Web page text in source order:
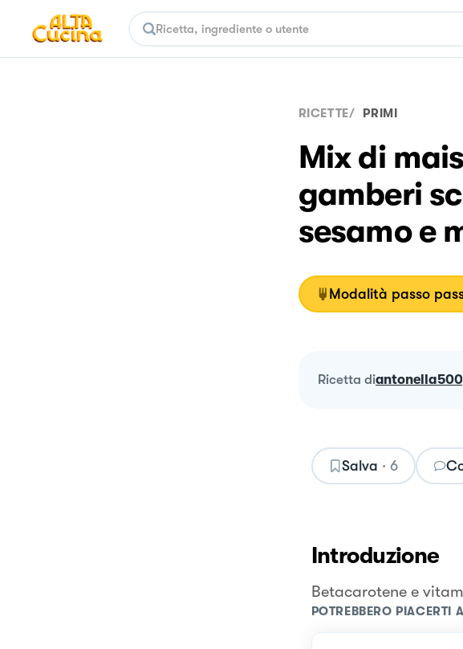
RICETTE/ PRIMI
Mix di
gamberi
sesamo e
Modalità passo
ricetta diantonella500
Salva · 6
Introduzione
Betacarotene e
POTREBBERO PIACERTI